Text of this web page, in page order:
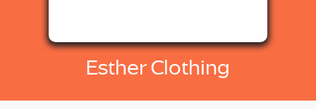
Esther Clothing